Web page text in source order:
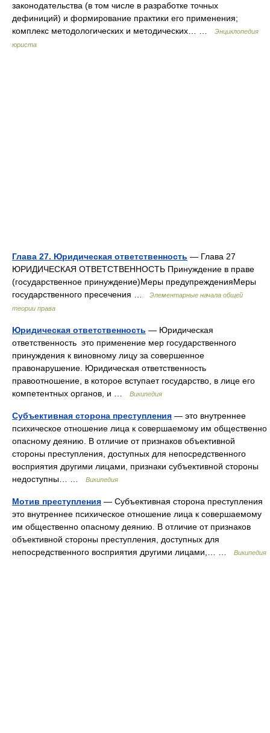
законодательства (в том числе в разработке точных
дефиниций) и формирование практики его применения;
комплекс методологических и методических… …
Энциклопедия
юриста
Глава 27. Юридическая ответственность — Глава 27
ЮРИДИЧЕСКАЯ ОТВЕТСТВЕННОСТЬ Принуждение в праве
(государственное принуждение)Меры предупрежденияМеры
государственного пресечения …
Элементарные начала общей
теории права
Юридическая ответственность — Юридическая
ответственность это применение мер государственного
принуждения к виновному лицу за совершенное
правонарушение. Юридическая ответственность
правоотношение, в которое вступает государство, в лице его
компетентных органов, и …
Википедия
Субъективная сторона преступления — это внутреннее
психическое отношение лица к совершаемому им общественно
опасному деянию. В отличие от признаков объективной
стороны преступления, доступных для непосредственного
восприятия другими лицами, признаки субъективной стороны
недоступны… …
Википедия
Мотив преступления — Субъективная сторона преступления
это внутреннее психическое отношение лица к совершаемому
им общественно опасному деянию. В отличие от признаков
объективной стороны преступления, доступных для
непосредственного восприятия другими лицами,… …
Википедия